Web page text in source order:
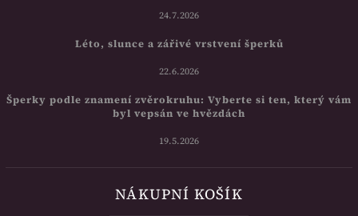
24.7.2026
Léto, slunce a zářivé vrstvení šperků
22.6.2026
Šperky podle znamení zvěrokruhu: Vyberte si ten, který vám
byl vepsán ve hvězdách
19.5.2026
NÁKUPNÍ KOŠÍK